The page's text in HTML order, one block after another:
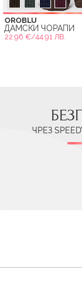
OROBLU
ДАМСКИ ЧОРАПИ
22.96 €/44.91 ЛВ.
ЧРЕЗ